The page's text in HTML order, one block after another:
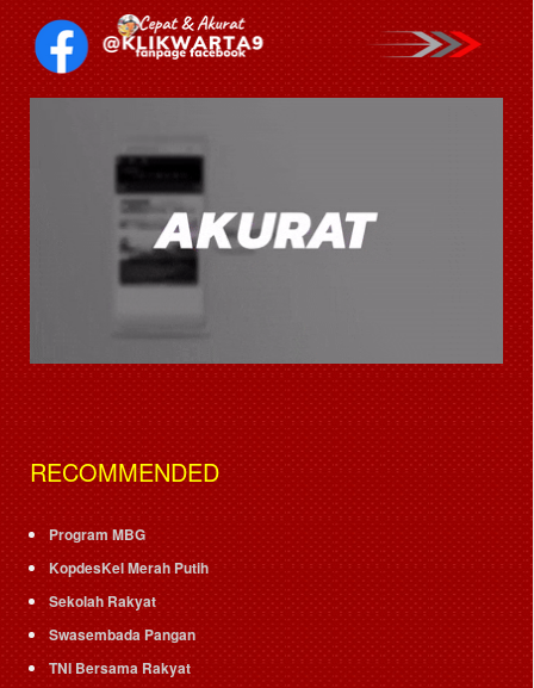
RECOMMENDED
Program MBG
KopdesKel Merah Putih
Sekolah Rakyat
Swasembada Pangan
TNI Bersama Rakyat